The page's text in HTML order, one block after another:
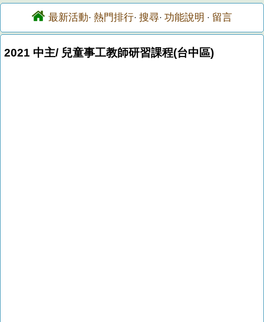
最新活動· 熱門排行· 搜尋· 功能說明 · 留言
2021 中主/ 兒童事工教師研習課程(台中區)